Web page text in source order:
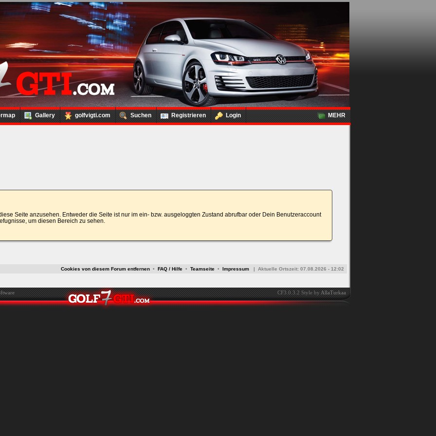
Gallery golfvigti.com Suchen Registrieren Login MEHR
Seite anzusehen. Entweder die Seite ist nur im ein- bzw. ausgeloggten Zustand abrufbar oder Dein Benutzeraccount
um diesen Bereich zu sehen.
Cookies von diesem Forum entfernen • FAQ / Hilfe • Teamseite • Impressum | Aktuelle Ortszeit: 07.08.2026 - 12:02
CF3.0.3.2 Style byAllaTurkaa